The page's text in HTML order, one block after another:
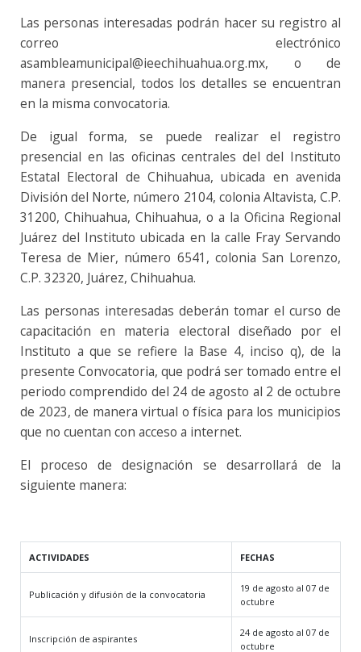
Las personas interesadas podrán hacer su registro al
correo electrónico
asambleamunicipal@ieechihuahua.org.mx, o de
manera presencial, todos los detalles se encuentran
en la misma convocatoria.
De igual forma, se puede realizar el registro
presencial en las oficinas centrales del del Instituto
Estatal Electoral de Chihuahua, ubicada en avenida
División del Norte, número 2104, colonia Altavista, C.P.
31200, Chihuahua, Chihuahua, o a la Oficina Regional
Juárez del Instituto ubicada en la calle Fray Servando
Teresa de Mier, número 6541, colonia San Lorenzo,
C.P. 32320, Juárez, Chihuahua.
Las personas interesadas deberán tomar el curso de
capacitación en materia electoral diseñado por el
Instituto a que se refiere la Base 4, inciso q), de la
presente Convocatoria, que podrá ser tomado entre el
periodo comprendido del 24 de agosto al 2 de octubre
de 2023, de manera virtual o física para los municipios
que no cuentan con acceso a internet.
El proceso de designación se desarrollará de la
siguiente manera:
ACTIVIDADES FECHAS
Publicación y difusión de la convocatoria
19 de agosto al 07 de
octubre
Inscripción de aspirantes
24 de agosto al 07 de
octubre